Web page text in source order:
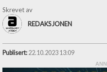
Skrevet av
REDAKSJONEN
Publisert: 22.10.2023 13:09